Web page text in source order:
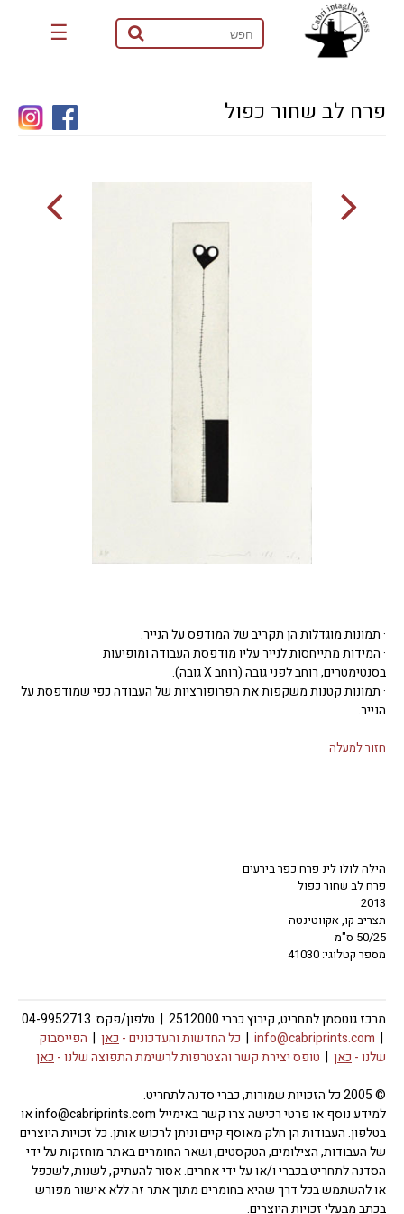
☰
פרח לב שחור כפול
· תמונות מוגדלות הן תקריב של המודפס על הנייר.
· המידות מתייחסות לנייר עליו מודפסת העבודה ומופיעות
בסנטימטרים, רוחב לפני גובה (רוחב X גובה).
· תמונות קטנות משקפות את הפרופורציות של העבודה כפי שמודפסת על
הנייר.
חזור למעלה
הילה לולו לינ פרח כפר בירעים
פרח לב שחור כפול
2013
תצריב קו, אקווטינטה
50/25 ס"מ
מספר קטלוגי: 41030
מרכז גוטסמן לתחריט, קיבוץ כברי 2512000 | טלפון/פקס 04-9952713
|
info@cabriprints.com
| כל החדשות והעדכונים - כאן | הפייסבוק
שלנו - כאן | טופס יצירת קשר והצטרפות לרשימת התפוצה שלנו - כאן
© 2005 כל הזכויות שמורות, כברי סדנה לתחריט.
למידע נוסף או פרטי רכישה צרו קשר באימייל info@cabriprints.com או
בטלפון. העבודות הן חלק מאוסף קיים וניתן לרכוש אותן. כל זכויות היוצרים
של העבודות, הצילומים, הטקסטים, ושאר החומרים באתר מוחזקות על ידי
הסדנה לתחריט בכברי ו/או על ידי אחרים. אסור להעתיק, לשנות, לשכפל
או להשתמש בכל דרך שהיא בחומרים מתוך אתר זה ללא אישור מפורש
בכתב מבעלי זכויות היוצרים.